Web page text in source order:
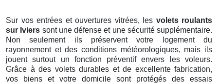
Sur vos entrées et ouvertures vitrées, les volets roulants
sur Iviers sont une défense et une sécurité supplémentaire.
Non seulement ils préservent votre logement du
rayonnement et des conditions météorologiques, mais ils
jouent surtout un fonction préventif envers les voleurs.
Grâce à des volets durables et de excellente fabrication,
vos biens et votre domicile sont protégés des essais